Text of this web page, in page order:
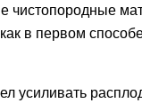
чистопородные
в первом
усиливать